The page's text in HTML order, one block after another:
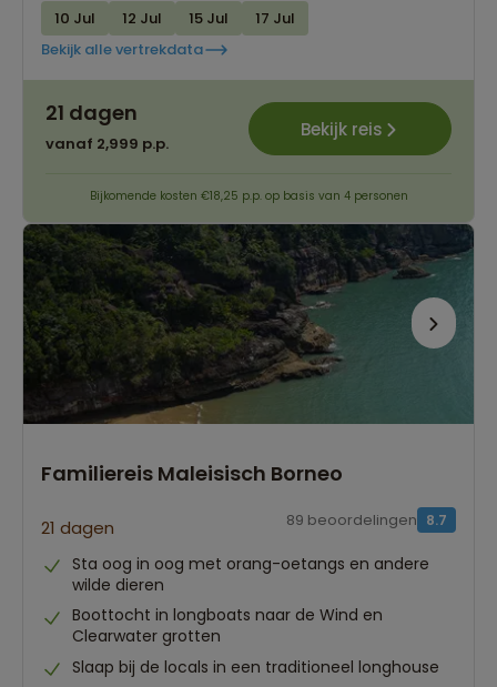
10 Jul 12 Jul 15 Jul
17 Jul
Bekijk alle vertrekdata
21 dagen
vanaf 2,999 p.p.
Bekijk reis
Bijkomende kosten €18,25 p.p. op basis van 4 personen
Familiereis Maleisisch Borneo
21 dagen 8.7
89 beoordelingen
Sta oog in oog met orang-oetangs en andere
wilde dieren
Boottocht in longboats naar de Wind en
Clearwater grotten
Slaap bij de locals in een traditioneel longhouse